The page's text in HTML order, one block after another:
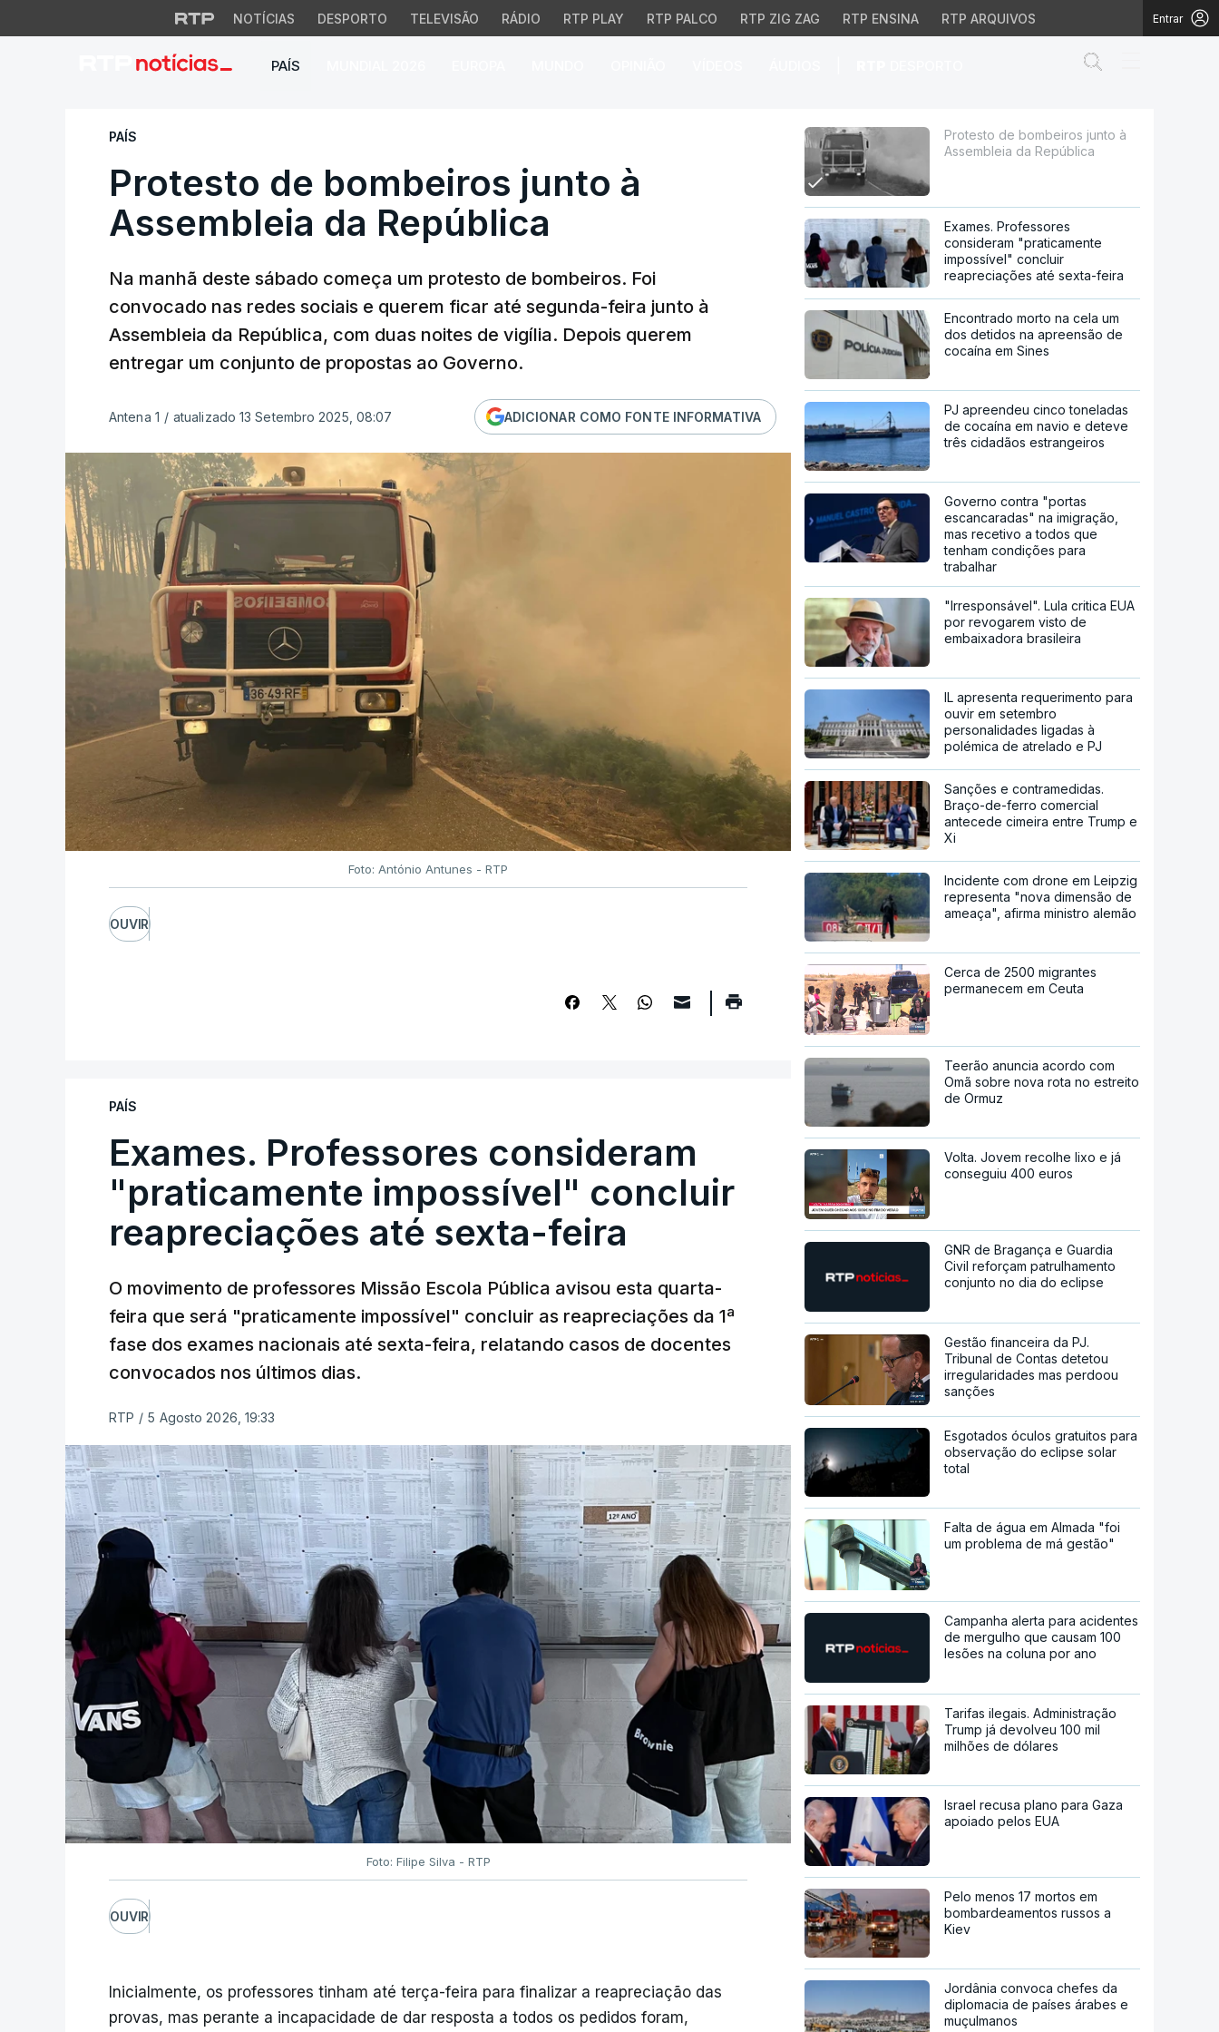
NOTÍCIAS DESPORTO TELEVISÃO RÁDIO RTP PLAY RTP PALCO RTP ZIG ZAG RTP ENSINA RTP ARQUIVOS Entrar
PAÍS
Protesto de bombeiros junto à Assembleia da República
PAÍS
Protesto de bombeiros junto à
Assembleia da República
Na manhã deste sábado começa um protesto de bombeiros. Foi
convocado nas redes sociais e querem ficar até segunda-feira junto à
Assembleia da República, com duas noites de vigília. Depois querem
entregar um conjunto de propostas ao Governo.
Antena 1 / atualizado 13 Setembro 2025, 08:07 ADICIONAR COMO FONTE INFORMATIVA
Foto: António Antunes - RTP
OUVIR
PAÍS
Exames. Professores consideram
"praticamente impossível" concluir
reapreciações até sexta-feira
O movimento de professores Missão Escola Pública avisou esta quarta-
feira que será "praticamente impossível" concluir as reapreciações da 1ª
fase dos exames nacionais até sexta-feira, relatando casos de docentes
convocados nos últimos dias.
RTP / 5 Agosto 2026, 19:33
Foto: Filipe Silva - RTP
OUVIR
Inicialmente, os professores tinham até terça-feira para finalizar a reapreciação das
provas, mas perante a incapacidade de dar resposta a todos os pedidos foram,
Protesto de bombeiros junto à
Assembleia da República
Exames. Professores
consideram "praticamente
impossível" concluir
reapreciações até sexta-feira
Encontrado morto na cela um
dos detidos na apreensão de
cocaína em Sines
PJ apreendeu cinco toneladas
de cocaína em navio e deteve
três cidadãos estrangeiros
Governo contra "portas
escancaradas" na imigração,
mas recetivo a todos que
tenham condições para
trabalhar
"Irresponsável". Lula critica EUA
por revogarem visto de
embaixadora brasileira
IL apresenta requerimento para
ouvir em setembro
personalidades ligadas à
polémica de atrelado e PJ
Sanções e contramedidas.
Braço-de-ferro comercial
antecede cimeira entre Trump e
Xi
Incidente com drone em Leipzig
representa "nova dimensão de
ameaça", afirma ministro alemão
Cerca de 2500 migrantes
permanecem em Ceuta
Teerão anuncia acordo com
Omã sobre nova rota no estreito
de Ormuz
Volta. Jovem recolhe lixo e já
conseguiu 400 euros
GNR de Bragança e Guardia
Civil reforçam patrulhamento
conjunto no dia do eclipse
Gestão financeira da PJ.
Tribunal de Contas detetou
irregularidades mas perdoou
sanções
Esgotados óculos gratuitos para
observação do eclipse solar
total
Falta de água em Almada "foi
um problema de má gestão"
Campanha alerta para acidentes
de mergulho que causam 100
lesões na coluna por ano
Tarifas ilegais. Administração
Trump já devolveu 100 mil
milhões de dólares
Israel recusa plano para Gaza
apoiado pelos EUA
Pelo menos 17 mortos em
bombardeamentos russos a
Kiev
Jordânia convoca chefes da
diplomacia de países árabes e
muçulmanos